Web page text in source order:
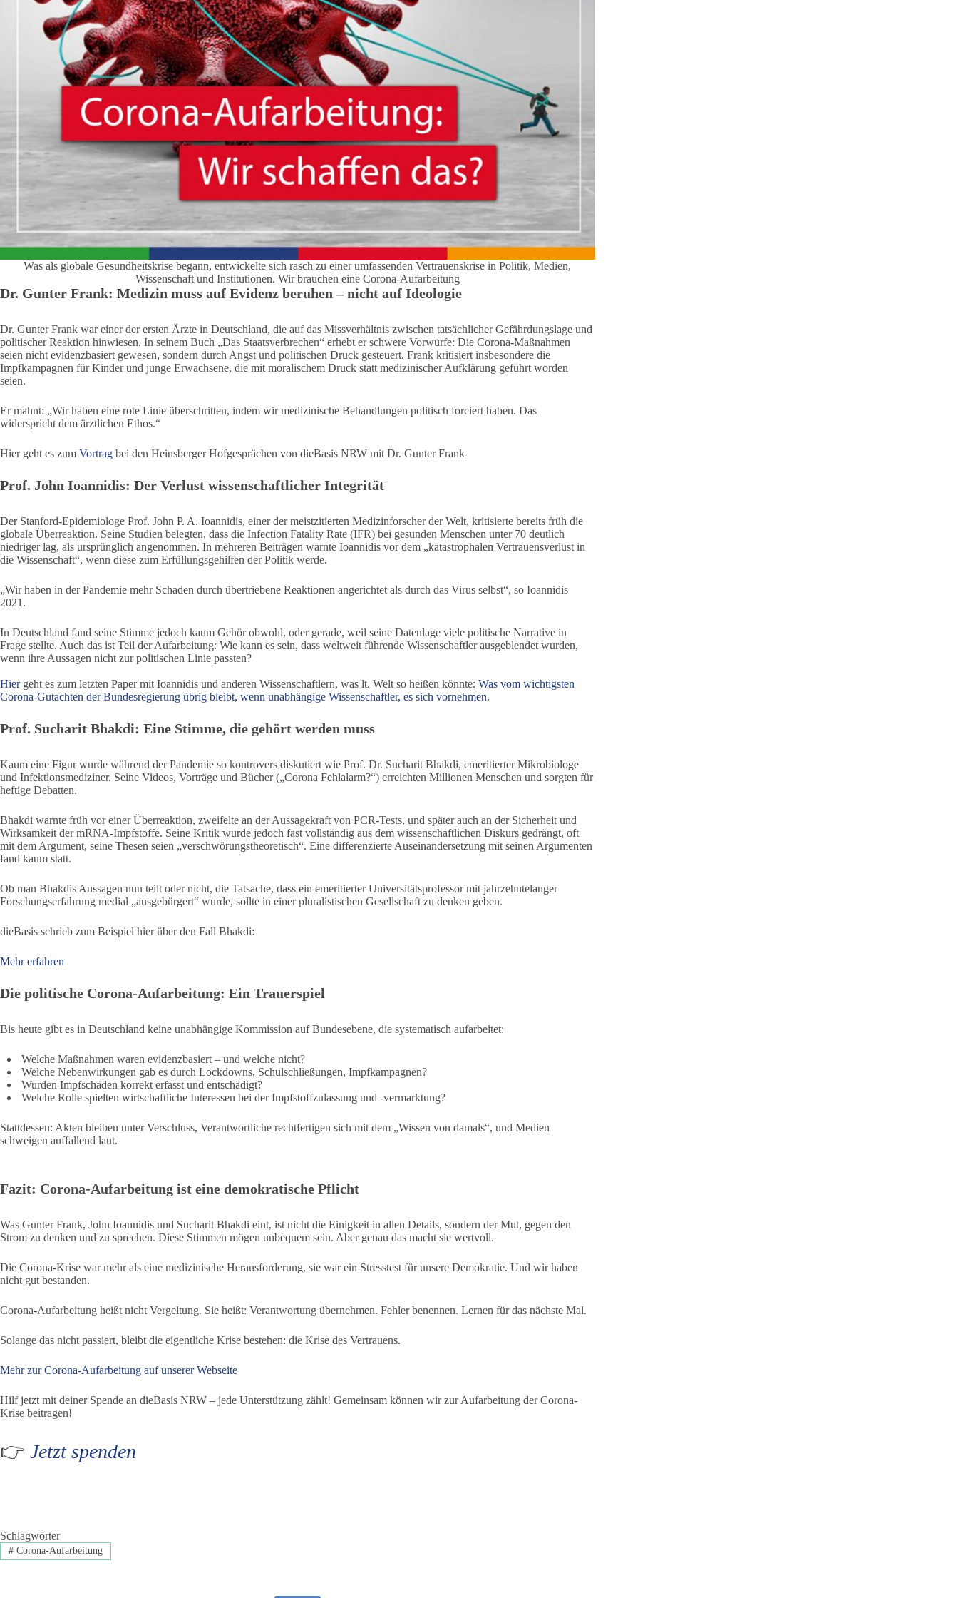
Was als globale Gesundheitskrise begann, entwickelte sich rasch zu einer umfassenden Vertrauenskrise in Politik, Medien,
Wissenschaft und Institutionen. Wir brauchen eine Corona-Aufarbeitung
Dr. Gunter Frank: Medizin muss auf Evidenz beruhen – nicht auf Ideologie
Dr. Gunter Frank war einer der ersten Ärzte in Deutschland, die auf das Missverhältnis zwischen tatsächlicher Gefährdungslage und
politischer Reaktion hinwiesen. In seinem Buch „Das Staatsverbrechen“ erhebt er schwere Vorwürfe: Die Corona-Maßnahmen
seien nicht evidenzbasiert gewesen, sondern durch Angst und politischen Druck gesteuert. Frank kritisiert insbesondere die
Impfkampagnen für Kinder und junge Erwachsene, die mit moralischem Druck statt medizinischer Aufklärung geführt worden
seien.
Er mahnt: „Wir haben eine rote Linie überschritten, indem wir medizinische Behandlungen politisch forciert haben. Das
widerspricht dem ärztlichen Ethos.“
Hier geht es zum Vortrag bei den Heinsberger Hofgesprächen von dieBasis NRW mit Dr. Gunter Frank
Prof. John Ioannidis: Der Verlust wissenschaftlicher Integrität
Der Stanford-Epidemiologe Prof. John P. A. Ioannidis, einer der meistzitierten Medizinforscher der Welt, kritisierte bereits früh die
globale Überreaktion. Seine Studien belegten, dass die Infection Fatality Rate (IFR) bei gesunden Menschen unter 70 deutlich
niedriger lag, als ursprünglich angenommen. In mehreren Beiträgen warnte Ioannidis vor dem „katastrophalen Vertrauensverlust in
die Wissenschaft“, wenn diese zum Erfüllungsgehilfen der Politik werde.
„Wir haben in der Pandemie mehr Schaden durch übertriebene Reaktionen angerichtet als durch das Virus selbst“, so Ioannidis
2021.
In Deutschland fand seine Stimme jedoch kaum Gehör obwohl, oder gerade, weil seine Datenlage viele politische Narrative in
Frage stellte. Auch das ist Teil der Aufarbeitung: Wie kann es sein, dass weltweit führende Wissenschaftler ausgeblendet wurden,
wenn ihre Aussagen nicht zur politischen Linie passten?
Hiergeht es zum letzten Paper mit Ioannidis und anderen Wissenschaftlern, was lt. Welt so heißen könnte: Was vom wichtigsten
Corona-Gutachten der Bundesregierung übrig bleibt, wenn unabhängige Wissenschaftler, es sich vornehmen.
Prof. Sucharit Bhakdi: Eine Stimme, die gehört werden muss
Kaum eine Figur wurde während der Pandemie so kontrovers diskutiert wie Prof. Dr. Sucharit Bhakdi, emeritierter Mikrobiologe
und Infektionsmediziner. Seine Videos, Vorträge und Bücher („Corona Fehlalarm?“) erreichten Millionen Menschen und sorgten für
heftige Debatten.
Bhakdi warnte früh vor einer Überreaktion, zweifelte an der Aussagekraft von PCR-Tests, und später auch an der Sicherheit und
Wirksamkeit der mRNA-Impfstoffe. Seine Kritik wurde jedoch fast vollständig aus dem wissenschaftlichen Diskurs gedrängt, oft
mit dem Argument, seine Thesen seien „verschwörungstheoretisch“. Eine differenzierte Auseinandersetzung mit seinen Argumenten
fand kaum statt.
Ob man Bhakdis Aussagen nun teilt oder nicht, die Tatsache, dass ein emeritierter Universitätsprofessor mit jahrzehntelanger
Forschungserfahrung medial „ausgebürgert“ wurde, sollte in einer pluralistischen Gesellschaft zu denken geben.
dieBasis schrieb zum Beispiel hier über den Fall Bhakdi:
Mehr erfahren
Die politische Corona-Aufarbeitung: Ein Trauerspiel
Bis heute gibt es in Deutschland keine unabhängige Kommission auf Bundesebene, die systematisch aufarbeitet:
Welche Maßnahmen waren evidenzbasiert – und welche nicht?
Welche Nebenwirkungen gab es durch Lockdowns, Schulschließungen, Impfkampagnen?
Wurden Impfschäden korrekt erfasst und entschädigt?
Welche Rolle spielten wirtschaftliche Interessen bei der Impfstoffzulassung und -vermarktung?
Stattdessen: Akten bleiben unter Verschluss, Verantwortliche rechtfertigen sich mit dem „Wissen von damals“, und Medien
schweigen auffallend laut.
Fazit: Corona-Aufarbeitung ist eine demokratische Pflicht
Was Gunter Frank, John Ioannidis und Sucharit Bhakdi eint, ist nicht die Einigkeit in allen Details, sondern der Mut, gegen den
Strom zu denken und zu sprechen. Diese Stimmen mögen unbequem sein. Aber genau das macht sie wertvoll.
Die Corona-Krise war mehr als eine medizinische Herausforderung, sie war ein Stresstest für unsere Demokratie. Und wir haben
nicht gut bestanden.
Corona-Aufarbeitung heißt nicht Vergeltung. Sie heißt: Verantwortung übernehmen. Fehler benennen. Lernen für das nächste Mal.
Solange das nicht passiert, bleibt die eigentliche Krise bestehen: die Krise des Vertrauens.
Mehr zur Corona-Aufarbeitung auf unserer Webseite
Hilf jetzt mit deiner Spende an dieBasis NRW – jede Unterstützung zählt! Gemeinsam können wir zur Aufarbeitung der Corona-
Krise beitragen!
👉 Jetzt spenden
Schlagwörter
#Corona-Aufarbeitung